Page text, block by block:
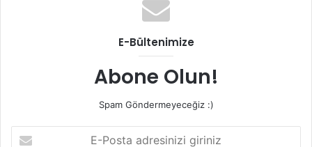
E-Bültenimize
Abone Olun!
Spam Göndermeyeceğiz :)